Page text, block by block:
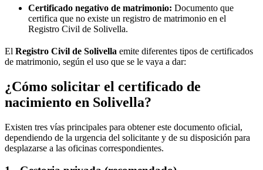
Certificado negativo de matrimonio: Documento que
certifica que no existe un registro de matrimonio en el
Registro Civil de Solivella.
El Registro Civil de Solivella emite diferentes tipos de certificados
de matrimonio, según el uso que se le vaya a dar:
¿Cómo solicitar el certificado de
nacimiento en Solivella?
Existen tres vías principales para obtener este documento oficial,
dependiendo de la urgencia del solicitante y de su disposición para
desplazarse a las oficinas correspondientes.